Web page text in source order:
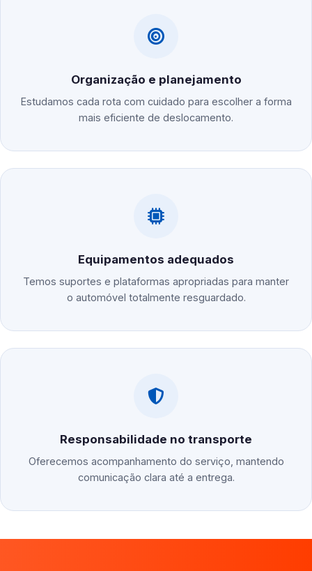
Organização e planejamento
Estudamos cada rota com cuidado para escolher a forma
mais eficiente de deslocamento.
Equipamentos adequados
Temos suportes e plataformas apropriadas para manter
o automóvel totalmente resguardado.
Responsabilidade no transporte
Oferecemos acompanhamento do serviço, mantendo
comunicação clara até a entrega.